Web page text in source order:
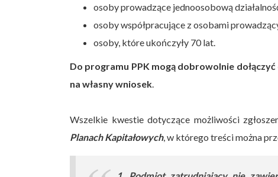
osoby prowadzące jednoosobową
osoby współpracujące z osobami
osoby, które ukończyły 70 lat.
Do programu PPK mogą dobrowolnie
na własny wniosek.
Wszelkie kwestie dotyczące możliwości
Planach Kapitałowych, w którego treści można